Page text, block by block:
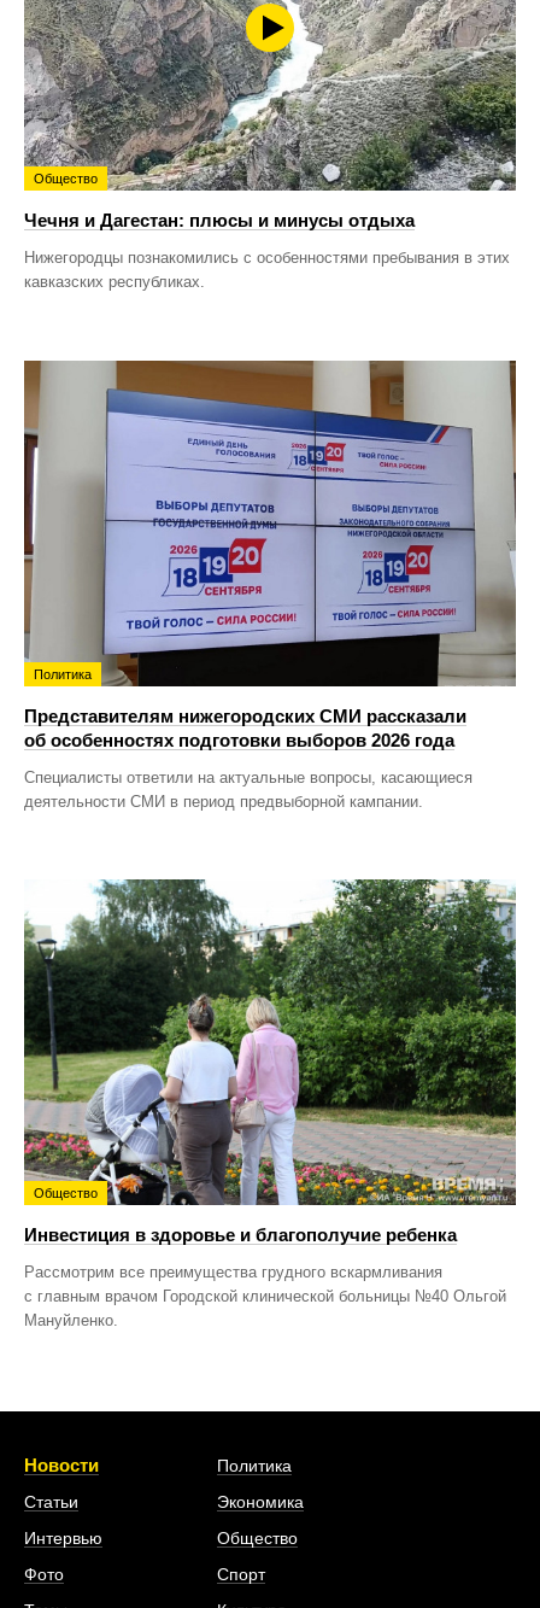
Общество
Чечня и Дагестан: плюсы и минусы отдыха
Нижегородцы познакомились с особенностями пребывания в этих
кавказских республиках.
Политика
Представителям нижегородских СМИ рассказали
об особенностях подготовки выборов 2026 года
Специалисты ответили на актуальные вопросы, касающиеся
деятельности СМИ в период предвыборной кампании.
Общество
Инвестиция в здоровье и благополучие ребенка
Рассмотрим все преимущества грудного вскармливания
с главным врачом Городской клинической больницы №40 Ольгой
Мануйленко.
Новости
Статьи
Интервью
Фото
Политика
Экономика
Общество
Спорт